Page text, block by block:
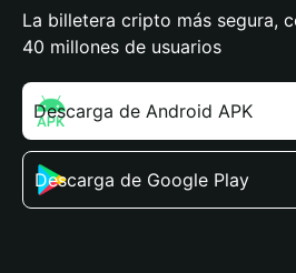
La billetera cripto más segura,
40 millones de usuarios
Descarga de Android APK
Descarga de Google Play